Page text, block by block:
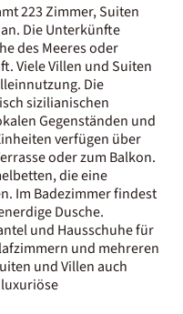
223 Zimmer, Suiten
Die Unterkünfte
des Meeres oder
Viele Villen und Suiten
Die
sizilianischen
Gegenständen und
verfügen über
oder zum Balkon.
die eine
Im Badezimmer findest
Dusche.
und Hausschuhe für
und mehreren
und Villen auch